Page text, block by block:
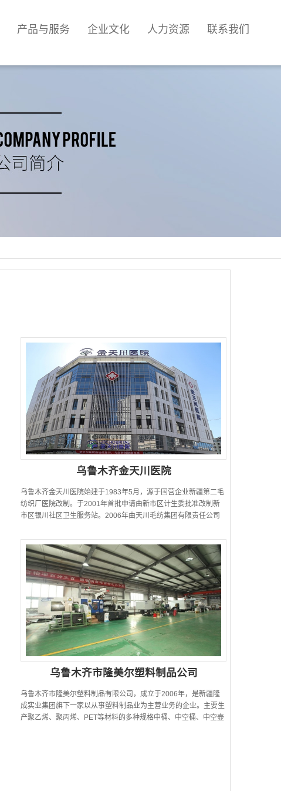
产品与服务 企业文化 人力资源 联系我们
乌鲁木齐金天川医院
乌鲁木齐金天川医院始建于1983年5月，源于国营企业新疆第二毛
纺织厂医院改制。于2001年首批申请由新市区计生委批准改制新
市区银川社区卫生服务站。2006年由天川毛纺集团有限责任公司
乌鲁木齐市隆美尔塑料制品公司
乌鲁木齐市隆美尔塑料制品有限公司，成立于2006年，是新疆隆
成实业集团旗下一家以从事塑料制品业为主营业务的企业。主要生
产聚乙烯、聚丙烯、PET等材料的多种规格中桶、中空桶、中空壶